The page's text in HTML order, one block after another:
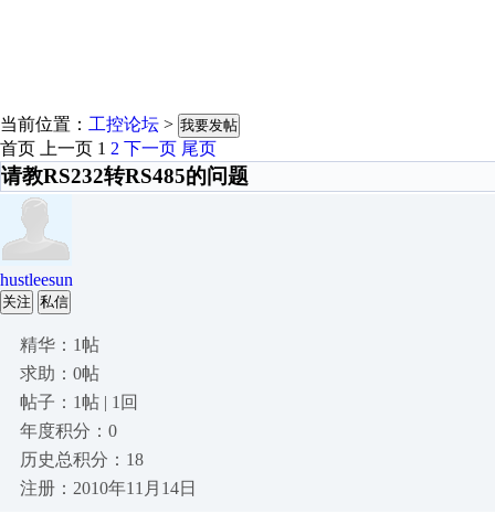
当前位置： 工控论坛 > 我要发帖
首页 上一页 1 2 下一页 尾页
请教RS232转RS485的问题
hustleesun
关注 私信
精华：1帖
求助：0帖
帖子：1帖 | 1回
年度积分：0
历史总积分：18
注册：2010年11月14日